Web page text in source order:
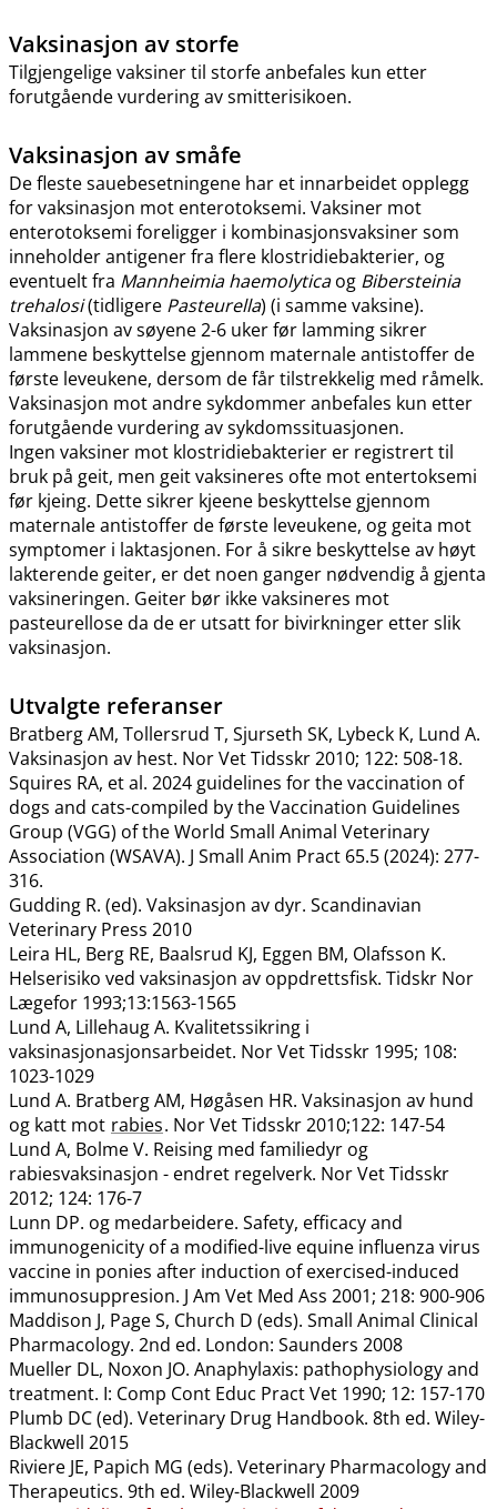
Vaksinasjon av storfe
Tilgjengelige vaksiner til storfe anbefales kun etter
forutgående vurdering av smitterisikoen.
Vaksinasjon av småfe
De fleste sauebesetningene har et innarbeidet opplegg
for vaksinasjon mot enterotoksemi. Vaksiner mot
enterotoksemi foreligger i kombinasjonsvaksiner som
inneholder antigener fra flere klostridiebakterier, og
eventuelt fra Mannheimia haemolyticaog Bibersteinia
trehalosi(tidligere Pasteurella) (i samme vaksine).
Vaksinasjon av søyene 2-6 uker før lamming sikrer
lammene beskyttelse gjennom maternale antistoffer de
første leveukene, dersom de får tilstrekkelig med råmelk.
Vaksinasjon mot andre sykdommer anbefales kun etter
forutgående vurdering av sykdomssituasjonen.
Ingen vaksiner mot klostridiebakterier er registrert til
bruk på geit, men geit vaksineres ofte mot entertoksemi
før kjeing. Dette sikrer kjeene beskyttelse gjennom
maternale antistoffer de første leveukene, og geita mot
symptomer i laktasjonen. For å sikre beskyttelse av høyt
lakterende geiter, er det noen ganger nødvendig å gjenta
vaksineringen. Geiter bør ikke vaksineres mot
pasteurellose da de er utsatt for bivirkninger etter slik
vaksinasjon.
Utvalgte referanser
Bratberg AM, Tollersrud T, Sjurseth SK, Lybeck K, Lund A.
Vaksinasjon av hest. Nor Vet Tidsskr 2010; 122: 508-18.
Squires RA, et al. 2024 guidelines for the vaccination of
dogs and cats-compiled by the Vaccination Guidelines
Group (VGG) of the World Small Animal Veterinary
Association (WSAVA). J Small Anim Pract 65.5 (2024): 277-
316.
Gudding R. (ed). Vaksinasjon av dyr. Scandinavian
Veterinary Press 2010
Leira HL, Berg RE, Baalsrud KJ, Eggen BM, Olafsson K.
Helserisiko ved vaksinasjon av oppdrettsfisk. Tidskr Nor
Lægefor 1993;13:1563-1565
Lund A, Lillehaug A. Kvalitetssikring i
vaksinasjonasjonsarbeidet. Nor Vet Tidsskr 1995; 108:
1023-1029
Lund A. Bratberg AM, Høgåsen HR. Vaksinasjon av hund
og katt mot rabies. Nor Vet Tidsskr 2010;122: 147-54
Lund A, Bolme V. Reising med familiedyr og
rabiesvaksinasjon - endret regelverk. Nor Vet Tidsskr
2012; 124: 176-7
Lunn DP. og medarbeidere. Safety, efficacy and
immunogenicity of a modified-live equine influenza virus
vaccine in ponies after induction of exercised-induced
immunosuppresion. J Am Vet Med Ass 2001; 218: 900-906
Maddison J, Page S, Church D (eds). Small Animal Clinical
Pharmacology. 2nd ed. London: Saunders 2008
Mueller DL, Noxon JO. Anaphylaxis: pathophysiology and
treatment. I: Comp Cont Educ Pract Vet 1990; 12: 157-170
Plumb DC (ed). Veterinary Drug Handbook. 8th ed. Wiley-
Blackwell 2015
Riviere JE, Papich MG (eds). Veterinary Pharmacology and
Therapeutics. 9th ed. Wiley-Blackwell 2009